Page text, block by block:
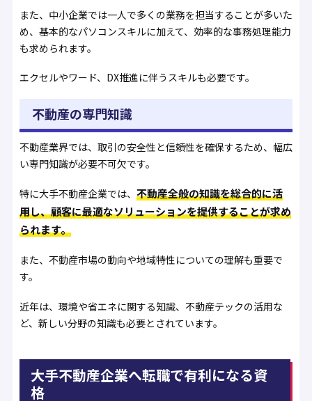
また、中小企業では一人で多くの業務を担当することが多いた
め、基本的なパソコンスキルに加えて、効率的な事務処理能力
も求められます。
エクセルやワード、DX推進に伴うスキルも必要です。
不動産の専門知識
不動産業界では、取引の安全性と信頼性を確保するため、幅広
い専門知識が必要不可欠です。
特に大手不動産企業では、 不動産全般の知識を総合的に活
用し、顧客に最適なソリューションを提供することが求め
られます。
また、不動産市場の動向や地域特性についての理解も重要で
す。
近年は、環境や省エネに関する知識、不動産テックの活用な
ど、新しい分野の知識も必要とされています。
大手不動産企業へ転職で有利になる資
格